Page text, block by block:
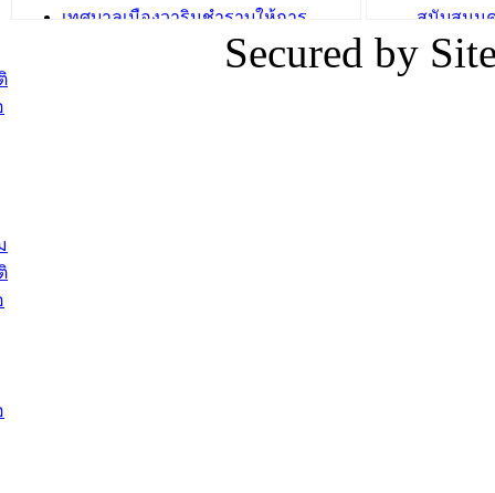
เทศบาลเมืองวารินชำราบให้การ
ต้อนรับพนักงานเทศบาลผู้ผ่านการ
สรรหาให้ดำรงตำแหน่งสายงานผู้
สนับสนุน
ภัยน้ำท่วม
ภาพบรร
Secured by